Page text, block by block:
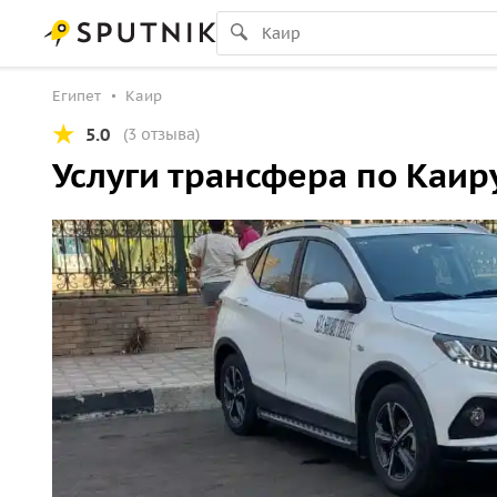
Египет Каир
5.0 (3 отзыва)
Услуги трансфера по